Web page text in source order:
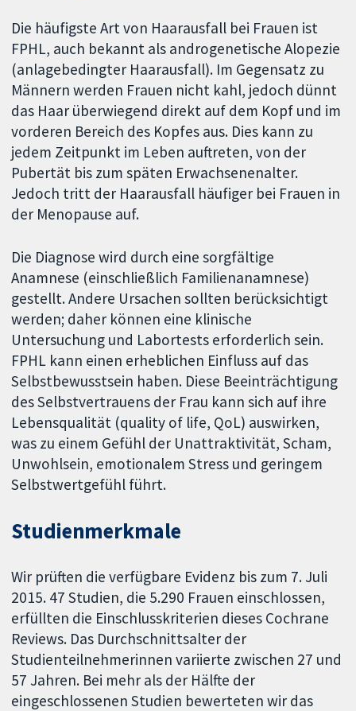
Die häufigste Art von Haarausfall bei Frauen ist
FPHL, auch bekannt als androgenetische Alopezie
(anlagebedingter Haarausfall). Im Gegensatz zu
Männern werden Frauen nicht kahl, jedoch dünnt
das Haar überwiegend direkt auf dem Kopf und im
vorderen Bereich des Kopfes aus. Dies kann zu
jedem Zeitpunkt im Leben auftreten, von der
Pubertät bis zum späten Erwachsenenalter.
Jedoch tritt der Haarausfall häufiger bei Frauen in
der Menopause auf.
Die Diagnose wird durch eine sorgfältige
Anamnese (einschließlich Familienanamnese)
gestellt. Andere Ursachen sollten berücksichtigt
werden; daher können eine klinische
Untersuchung und Labortests erforderlich sein.
FPHL kann einen erheblichen Einfluss auf das
Selbstbewusstsein haben. Diese Beeinträchtigung
des Selbstvertrauens der Frau kann sich auf ihre
Lebensqualität (quality of life, QoL) auswirken,
was zu einem Gefühl der Unattraktivität, Scham,
Unwohlsein, emotionalem Stress und geringem
Selbstwertgefühl führt.
Studienmerkmale
Wir prüften die verfügbare Evidenz bis zum 7. Juli
2015. 47 Studien, die 5.290 Frauen einschlossen,
erfüllten die Einschlusskriterien dieses Cochrane
Reviews. Das Durchschnittsalter der
Studienteilnehmerinnen variierte zwischen 27 und
57 Jahren. Bei mehr als der Hälfte der
eingeschlossenen Studien bewerteten wir das